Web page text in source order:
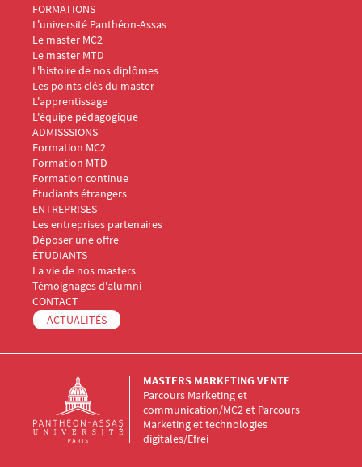
Menu Footer Masters Marketing 1
FORMATIONS
L'université Panthéon-Assas
Le master MC2
Le master MTD
L'histoire de nos diplômes
Les points clés du master
L'apprentissage
L'équipe pédagogique
Menu Footer Masters Marketing 2
ADMISSSIONS
Formation MC2
Formation MTD
Formation continue
Étudiants étrangers
Menu Footer Masters Marketing 3
ENTREPRISES
Les entreprises partenaires
Déposer une offre
Menu Footer Masters Marketing 4
ÉTUDIANTS
La vie de nos masters
Témoignages d'alumni
Menu Footer Masters Marketing 5
CONTACT
ACTUALITÉS
Parcours Marketing et
communication/MC2 et Parcours
Marketing et technologies
digitales/Efrei
MASTERS MARKETING VENTE